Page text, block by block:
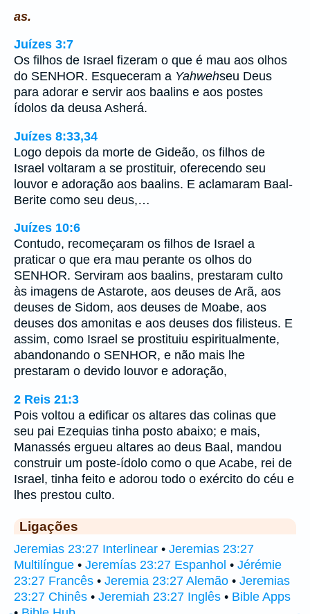
as.
Juízes 3:7
Os filhos de Israel fizeram o que é mau aos olhos
do SENHOR. Esqueceram a Yahwehseu Deus
para adorar e servir aos baalins e aos postes
ídolos da deusa Asherá.
Juízes 8:33,34
Logo depois da morte de Gideão, os filhos de
Israel voltaram a se prostituir, oferecendo seu
louvor e adoração aos baalins. E aclamaram Baal-
Berite como seu deus,…
Juízes 10:6
Contudo, recomeçaram os filhos de Israel a
praticar o que era mau perante os olhos do
SENHOR. Serviram aos baalins, prestaram culto
às imagens de Astarote, aos deuses de Arã, aos
deuses de Sidom, aos deuses de Moabe, aos
deuses dos amonitas e aos deuses dos filisteus. E
assim, como Israel se prostituiu espiritualmente,
abandonando o SENHOR, e não mais lhe
prestaram o devido louvor e adoração,
2 Reis 21:3
Pois voltou a edificar os altares das colinas que
seu pai Ezequias tinha posto abaixo; e mais,
Manassés ergueu altares ao deus Baal, mandou
construir um poste-ídolo como o que Acabe, rei de
Israel, tinha feito e adorou todo o exército do céu e
lhes prestou culto.
Ligações
Jeremias 23:27 Interlinear • Jeremias 23:27
Multilíngue • Jeremías 23:27 Espanhol • Jérémie
23:27 Francês • Jeremia 23:27 Alemão • Jeremias
23:27 Chinês • Jeremiah 23:27 Inglês • Bible Apps